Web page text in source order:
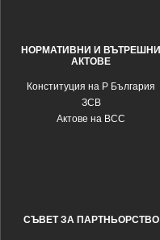
НОРМАТИВНИ И ВЪТРЕШНИ
АКТОВЕ
Конституция на Р България
ЗСВ
Актове на ВСС
СЪВЕТ ЗА ПАРТНЬОРСТВО